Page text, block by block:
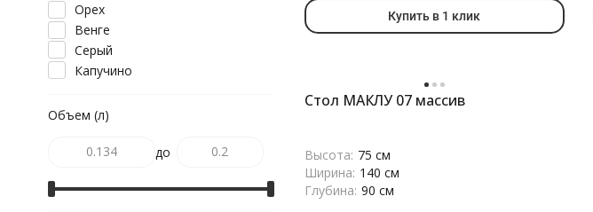
Купить в 1 клик
Стол МАКЛУ 07 массив
Высота: 75 см
Ширина: 140 см
Глубина: 90 см
Орех
Венге
Серый
Капучино
Объем (л)
до